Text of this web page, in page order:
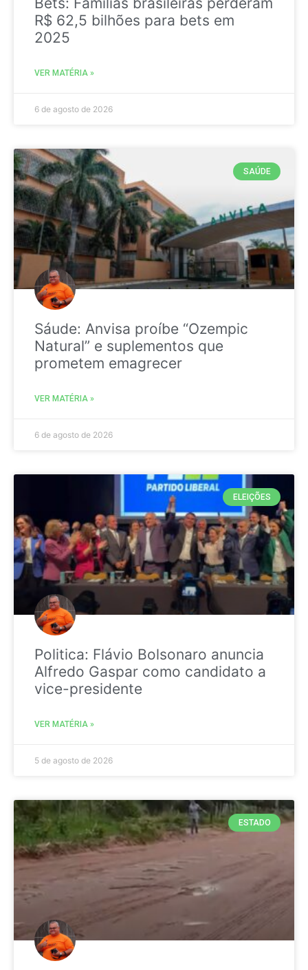
R$ 62,5 bilhões para bets em
2025
VER MATÉRIA »
6 de agosto de 2026
SAÚDE
Sáude: Anvisa proíbe “Ozempic
Natural” e suplementos que
prometem emagrecer
VER MATÉRIA »
6 de agosto de 2026
ELEIÇÕES
Politica: Flávio Bolsonaro anuncia
Alfredo Gaspar como candidato a
vice-presidente
VER MATÉRIA »
5 de agosto de 2026
ESTADO